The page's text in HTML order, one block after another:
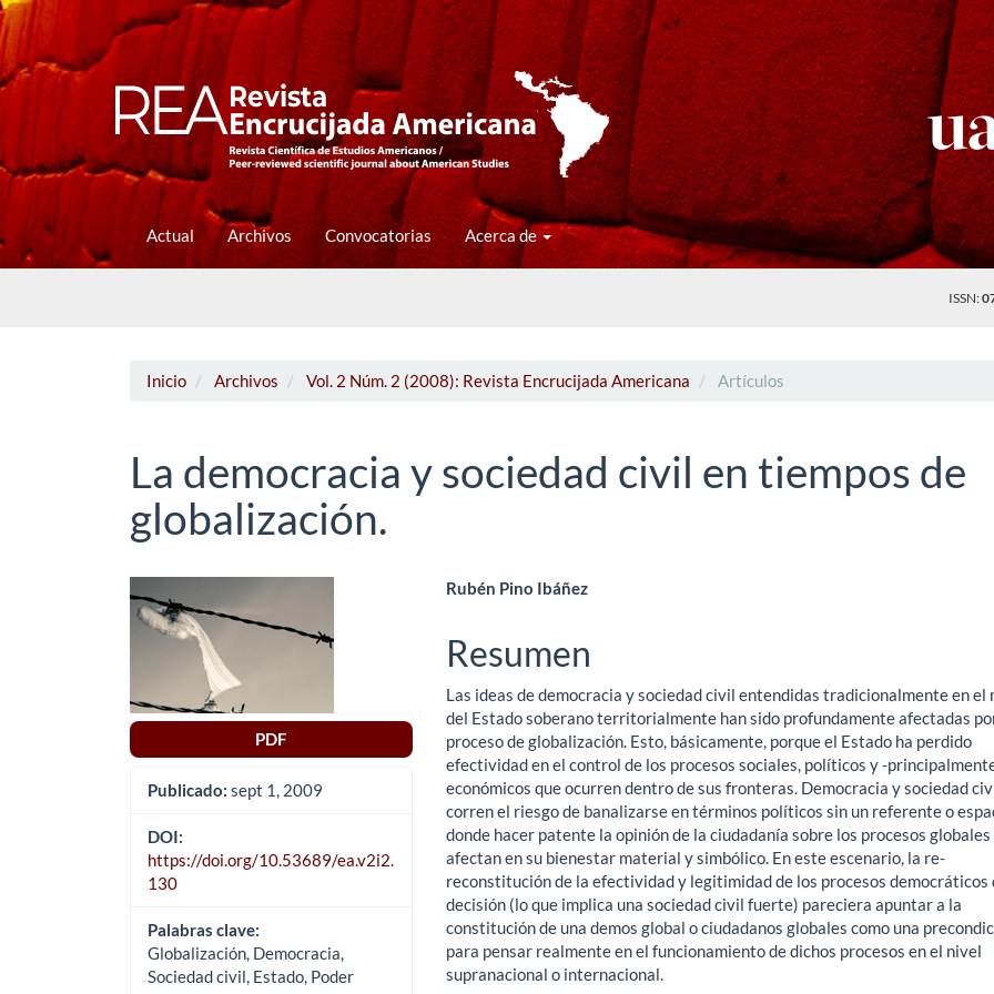
Navegación
Contenido
principal
Barra
Actual Archivos Convocatorias Acerca de
ISSN:
Inicio Archivos Vol. 2 Núm. 2 (2008): Revista Encrucijada Americana Artículos
La democracia y sociedad civil en tiempos de
globalización.
Barra
lateral
del
artículo
PDF
Publicado: sept 1, 2009
DOI:
https://doi.org/10.53689/ea.v2i2.
130
Palabras clave:
Globalización, Democracia,
Sociedad civil, Estado, Poder
Contenido
principal
del
artículo
Rubén Pino Ibáñez
Resumen
Las ideas de democracia y sociedad civil entendidas tradicionalmente en el
del Estado soberano territorialmente han sido profundamente afectadas
proceso de globalización. Esto, básicamente, porque el Estado ha perdido
efectividad en el control de los procesos sociales, políticos y -
económicos que ocurren dentro de sus fronteras. Democracia y sociedad
corren el riesgo de banalizarse en términos políticos sin un referente o
donde hacer patente la opinión de la ciudadanía sobre los procesos globales
afectan en su bienestar material y simbólico. En este escenario, la re-
reconstitución de la efectividad y legitimidad de los procesos democráticos
decisión (lo que implica una sociedad civil fuerte) pareciera apuntar a la
constitución de una demos global o ciudadanos globales como una
para pensar realmente en el funcionamiento de dichos procesos en el nivel
supranacional o internacional.